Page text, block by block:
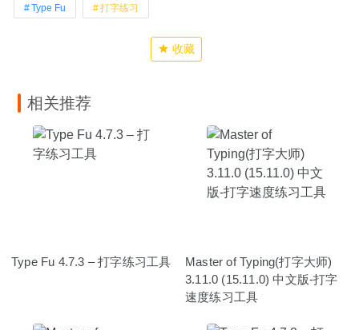
Type Fu 打字练习
收藏
相关推荐
Type Fu 4.7.3 – 打字练习工具
Master of Typing(打字大师)
3.11.0 (15.11.0) 中文版-打字
速度练习工具